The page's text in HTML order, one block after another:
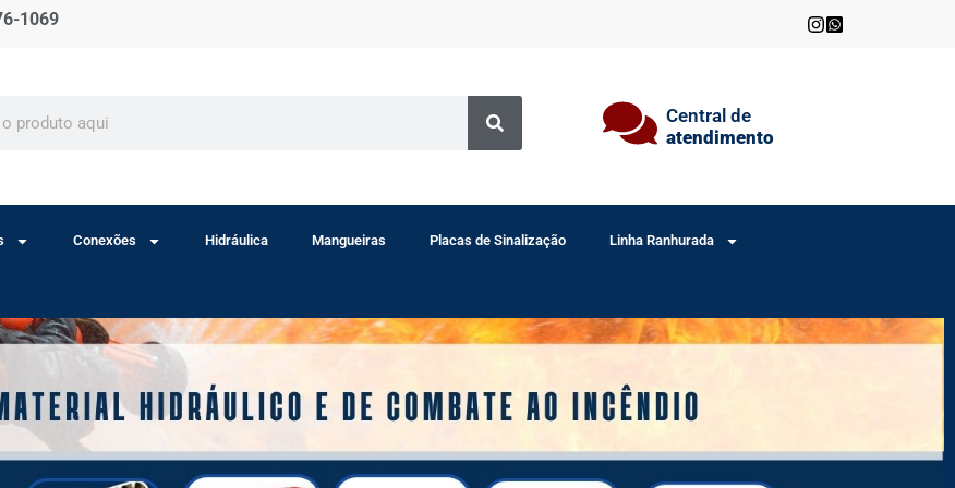
1069
Central de
atendimento
Conexões Hidráulica Mangueiras Placas de Sinalização Linha Ranhurada